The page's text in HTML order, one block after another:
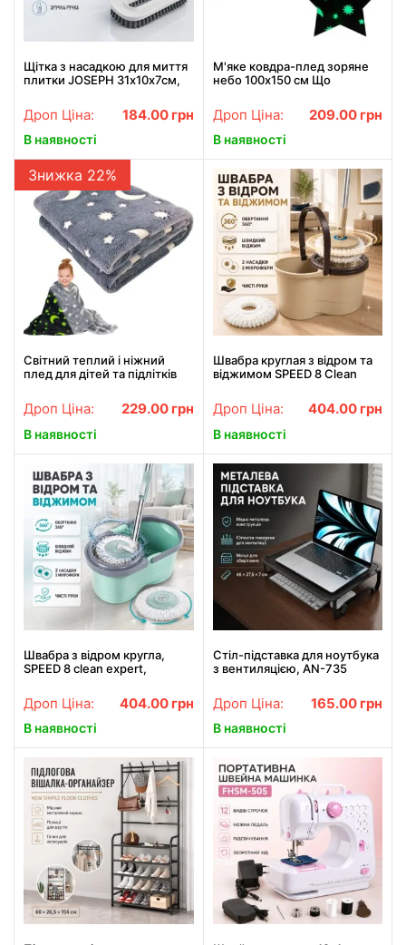
Щітка з насадкою для миття
плитки JOSEPH 31х10х7см,
прибирання / Щітка для
чистки
Дроп Ціна: 184.00 грн
В наявності
М'яке ковдра-плед зоряне
небо 100х150 см Що
Blanket Рожеве
Дроп Ціна: 209.00 грн
В наявності
Знижка 22%
Світний теплий і ніжний
плед для дітей та підлітків
Дроп Ціна: 229.00 грн
В наявності
Швабра круглая з відром та
віджимом SPEED 8 Clean
комплект для миття підлоги
Дроп Ціна: 404.00 грн
В наявності
Швабра з відром кругла,
SPEED 8 clean expert,
/ Швабра з відром / Швабра
для миття підлоги
Дроп Ціна: 404.00 грн
В наявності
Стіл-підставка для ноутбука
з вентиляцією, AN-735
ноутбука / Підставка з
вентиляцією для монітора
Дроп Ціна: 165.00 грн
В наявності